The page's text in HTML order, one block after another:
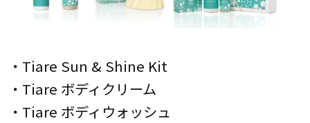
・Tiare Sun & Shine Kit
・Tiare ボディクリーム
・Tiare ボディウォッシュ